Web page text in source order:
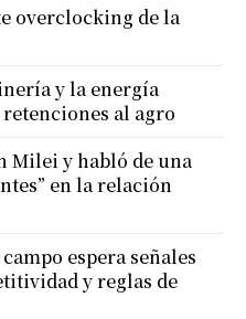
overclocking de la
y la energía
al agro
Milei y habló de una
en la relación
espera señales
y reglas de